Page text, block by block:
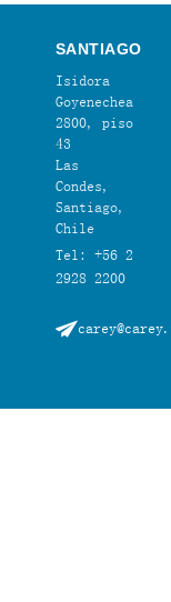
SANTIAGO
Isidora
Goyenechea
2800, piso
43
Las
Condes,
Santiago,
Chile
Tel: +56 2
2928 2200